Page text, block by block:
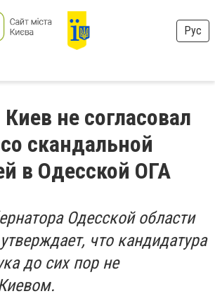
Рус
не согласовал
скандальной
в Одесской ОГА
Одесской области
что кандидатура
до сих пор не